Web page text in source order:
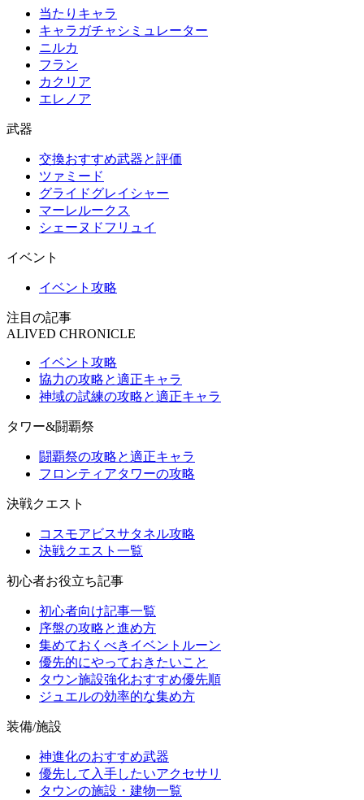
当たりキャラ
キャラガチャシミュレーター
ニルカ
フラン
カクリア
エレノア
武器
交換おすすめ武器と評価
ツァミード
グライドグレイシャー
マーレルークス
シェーヌドフリュイ
イベント
イベント攻略
注目の記事
ALIVED CHRONICLE
イベント攻略
協力の攻略と適正キャラ
神域の試練の攻略と適正キャラ
タワー&闘覇祭
闘覇祭の攻略と適正キャラ
フロンティアタワーの攻略
決戦クエスト
コスモアビスサタネル攻略
決戦クエスト一覧
初心者お役立ち記事
初心者向け記事一覧
序盤の攻略と進め方
集めておくべきイベントルーン
優先的にやっておきたいこと
タウン施設強化おすすめ優先順
ジュエルの効率的な集め方
装備/施設
神進化のおすすめ武器
優先して入手したいアクセサリ
タウンの施設・建物一覧